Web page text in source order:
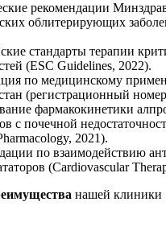
рекомендации
облитерирующих
стандарты терапии
(ESC Guidelines, 2022).
по медицинскому
(регистрационный
фармакокинетики
с почечной
2021).
по взаимодействию
(Cardiovascular
нашей клиники